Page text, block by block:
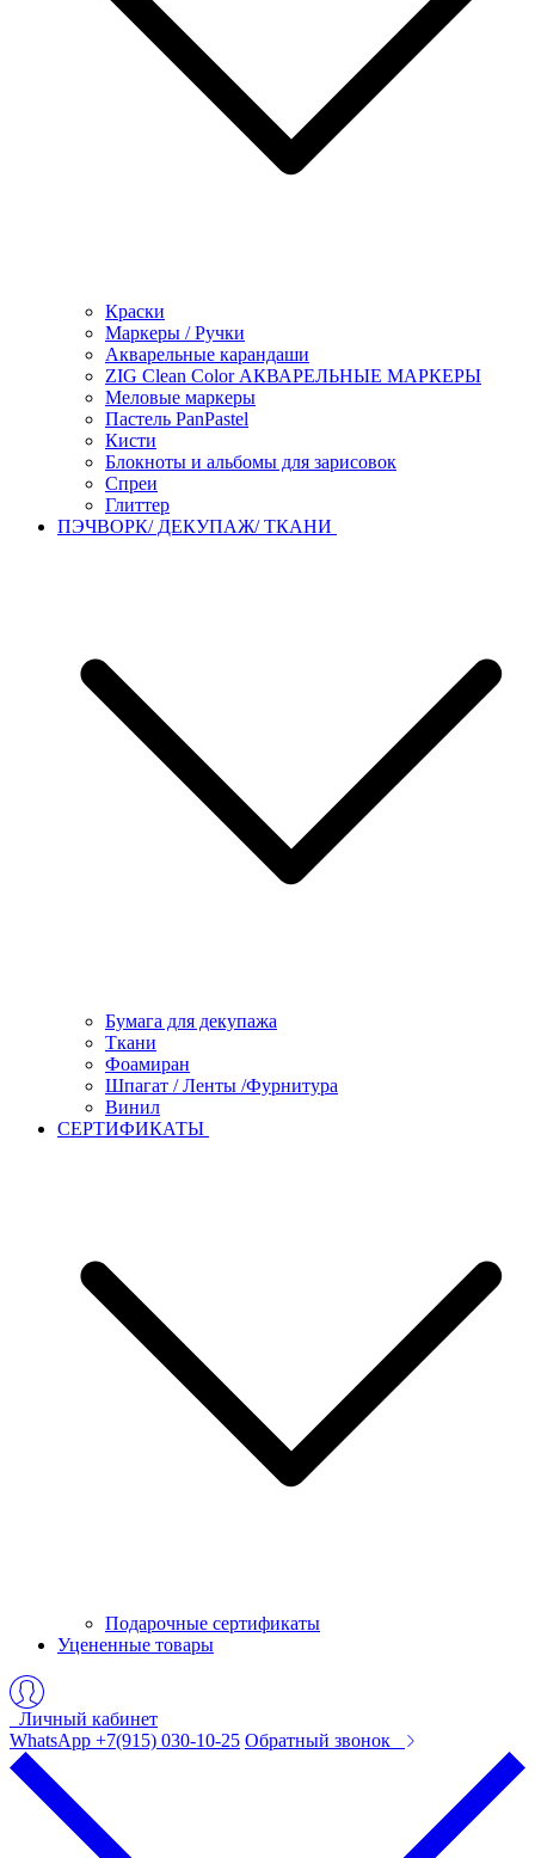
Краски
Маркеры / Ручки
Акварельные карандаши
ZIG Clean Color АКВАРЕЛЬНЫЕ МАРКЕРЫ
Меловые маркеры
Пастель PanPastel
Кисти
Блокноты и альбомы для зарисовок
Спреи
Глиттер
ПЭЧВОРК/ ДЕКУПАЖ/ ТКАНИ
Бумага для декупажа
Ткани
Фоамиран
Шпагат / Ленты /Фурнитура
Винил
СЕРТИФИКАТЫ
Подарочные сертификаты
Уцененные товары
Личный кабинет
WhatsApp +7(915) 030-10-25 Обратный звонок